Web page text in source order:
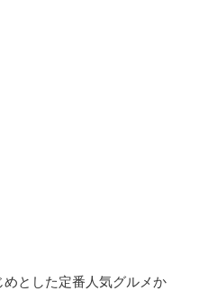
とした定番人気グルメか